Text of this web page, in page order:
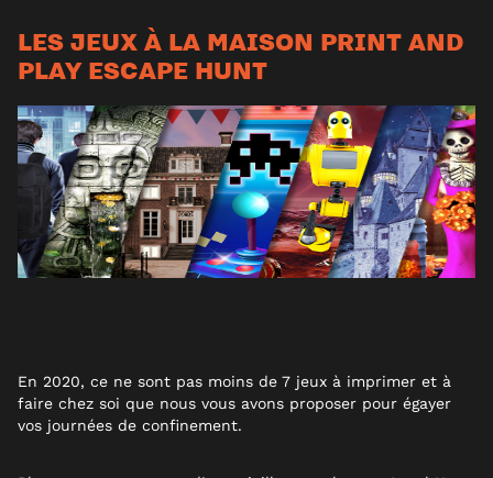
LES JEUX À LA MAISON PRINT AND
PLAY ESCAPE HUNT
En 2020, ce ne sont pas moins de 7 jeux à imprimer et à
faire chez soi que nous vous avons proposer pour égayer
vos journées de confinement.